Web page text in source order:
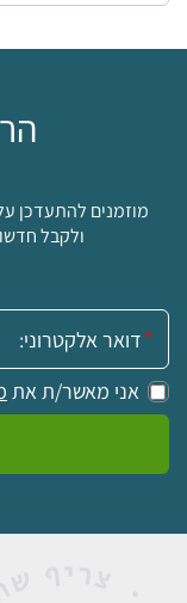
מוזמנים להתעדכן
ולקבל
אימייל:
אני מאשר/ת את